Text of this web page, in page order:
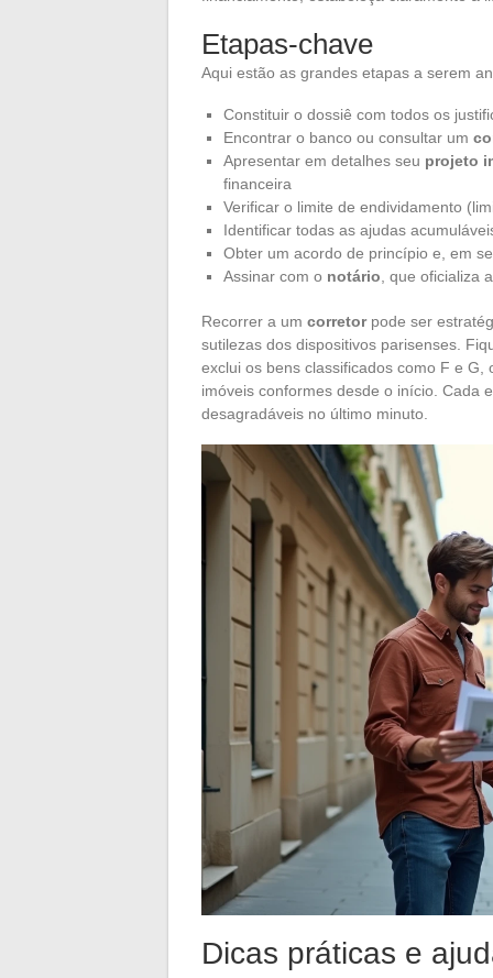
Etapas-chave
Aqui estão as grandes etapas a serem
Constituir o dossiê com todos os
Encontrar o banco ou consultar um
Apresentar em detalhes seu projeto
financeira
Verificar o limite de endividamento
Identificar todas as ajudas
Obter um acordo de princípio e, em
Assinar com o notário , que oficializa
Recorrer a um corretorpode ser
sutilezas dos dispositivos parisenses.
exclui os bens classificados como F e
imóveis conformes desde o início. Cada
desagradáveis no último minuto.
Dicas práticas e